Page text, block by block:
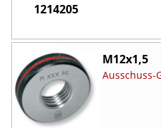
1214205
M12x1,5
Ausschuss-